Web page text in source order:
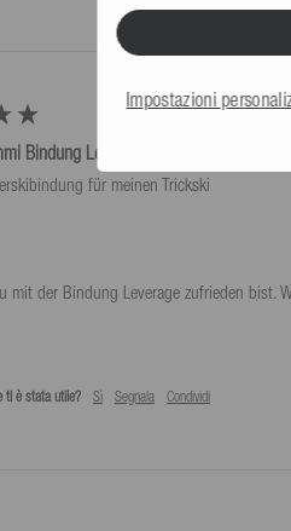
Bindung Leverage Front Wasserski
für meinen Trickski
mit der Bindung Leverage zufrieden bist.
ti è stata utile? Sì Segnala Condividi
Impostazioni